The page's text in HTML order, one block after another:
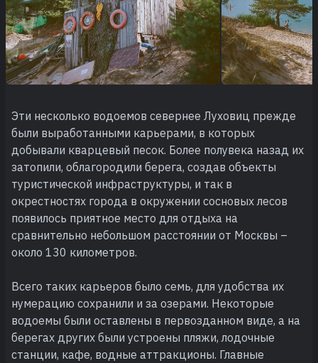
Эти несколько водоемов севернее Луховиц прежде
были выработанными карьерами, в которых
добывали кварцевый песок. Более полувека назад их
затопили, облагородили берега, создав объекты
туристической инфраструктуры, и так в
окрестностях города в окружении сосновых лесов
появилось приятное место для отдыха на
сравнительно небольшом расстоянии от Москвы –
около 130 километров.
Всего таких карьеров было семь, для удобства их
нумерацию сохранили и за озерами. Некоторые
водоемы были оставлены в первозданном виде, а на
берегах других были устроены пляжи, лодочные
станции, кафе, водные аттракционы. Главные